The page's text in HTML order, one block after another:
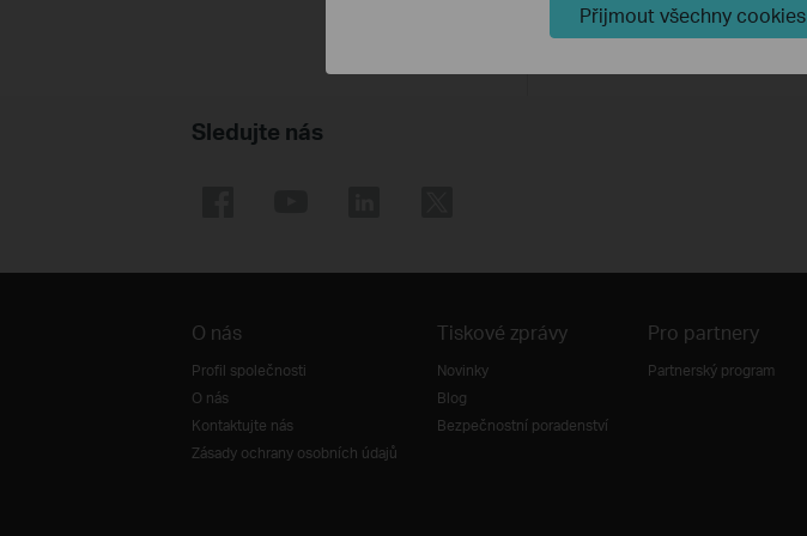
Sledujte nás
O nás
Profil společnosti
O nás
Kontaktujte nás
Zásady ochrany osobních údajů
Tiskové zprávy
Novinky
Blog
Bezpečnostní poradenství
Pro partnery
Partnerský program
Přijmout všechny cookies